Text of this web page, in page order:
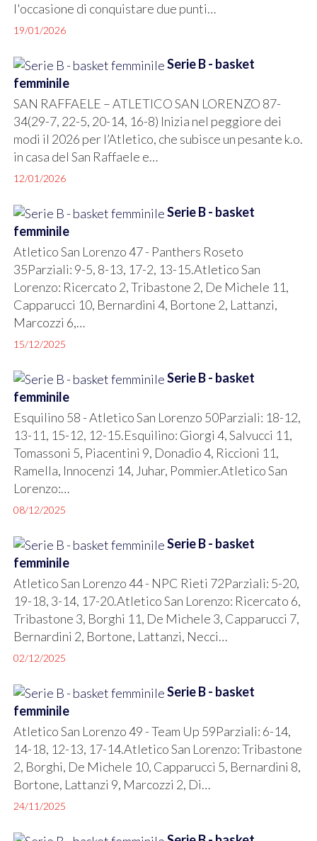
l'occasione di conquistare due punti…
19/01/2026
Serie B - basket
femminile
SAN RAFFAELE – ATLETICO SAN LORENZO 87-
34(29-7, 22-5, 20-14, 16-8) Inizia nel peggiore dei
modi il 2026 per l’Atletico, che subisce un pesante k.o.
in casa del San Raffaele e…
12/01/2026
Serie B - basket
femminile
Atletico San Lorenzo 47 - Panthers Roseto
35Parziali: 9-5, 8-13, 17-2, 13-15.Atletico San
Lorenzo: Ricercato 2, Tribastone 2, De Michele 11,
Capparucci 10, Bernardini 4, Bortone 2, Lattanzi,
Marcozzi 6,…
15/12/2025
Serie B - basket
femminile
Esquilino 58 - Atletico San Lorenzo 50Parziali: 18-12,
13-11, 15-12, 12-15.Esquilino: Giorgi 4, Salvucci 11,
Tomassoni 5, Piacentini 9, Donadio 4, Riccioni 11,
Ramella, Innocenzi 14, Juhar, Pommier.Atletico San
Lorenzo:…
08/12/2025
Serie B - basket
femminile
Atletico San Lorenzo 44 - NPC Rieti 72Parziali: 5-20,
19-18, 3-14, 17-20.Atletico San Lorenzo: Ricercato 6,
Tribastone 3, Borghi 11, De Michele 3, Capparucci 7,
Bernardini 2, Bortone, Lattanzi, Necci…
02/12/2025
Serie B - basket
femminile
Atletico San Lorenzo 49 - Team Up 59Parziali: 6-14,
14-18, 12-13, 17-14.Atletico San Lorenzo: Tribastone
2, Borghi, De Michele 10, Capparucci 5, Bernardini 8,
Bortone, Lattanzi 9, Marcozzi 2, Di…
24/11/2025